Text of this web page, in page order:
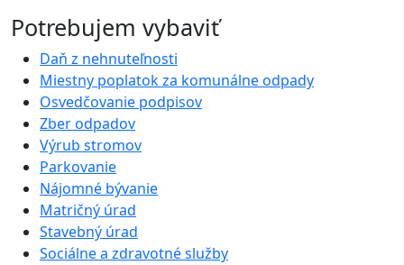
Potrebujem vybaviť
Daň z nehnuteľnosti
Miestny poplatok za komunálne odpady
Osvedčovanie podpisov
Zber odpadov
Výrub stromov
Parkovanie
Nájomné bývanie
Matričný úrad
Stavebný úrad
Sociálne a zdravotné služby